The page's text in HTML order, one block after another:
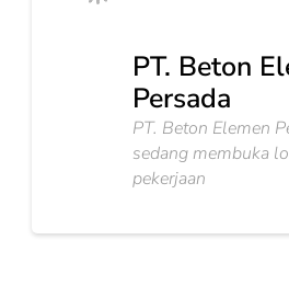
PT. Beton
Persada
PT. Beton Elemen
sedang membuka
pekerjaan